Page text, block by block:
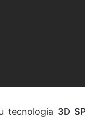
tecnología 3D